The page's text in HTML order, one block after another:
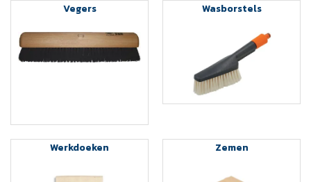
Vegers Wasborstels
Werkdoeken Zemen